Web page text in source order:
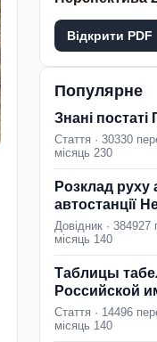
Відкрити PDF
Популярне
Знані
Стаття · 30330
місяць 230
Розклад руху
автостанції
Довідник · 384927
місяць 140
Таблицы
Российской
Стаття · 14496
місяць 140